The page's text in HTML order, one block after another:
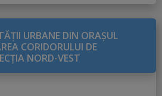
URBANE DIN ORAŞUL
CORIDORULUI DE
NORD-VEST